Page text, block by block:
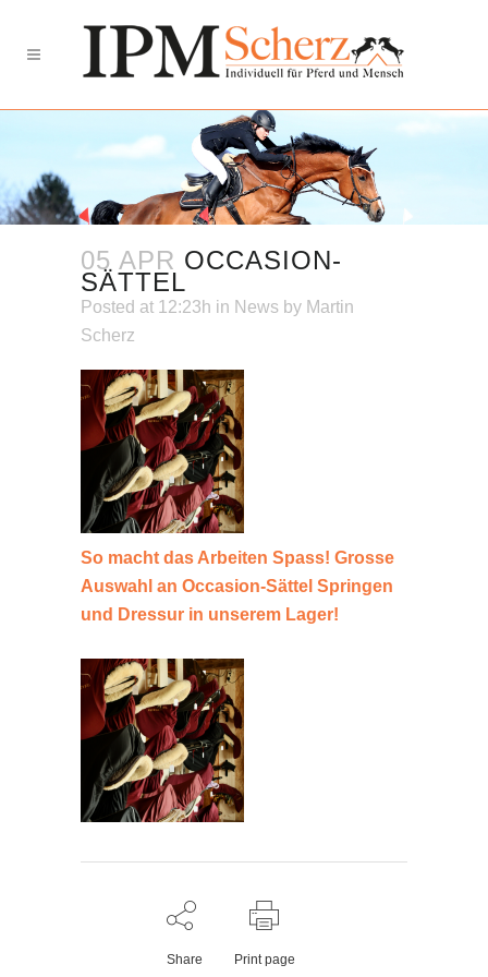
05 APR OCCASION-
SÄTTEL
Posted at 12:23h in News by Martin
Scherz
So macht das Arbeiten Spass! Grosse
Auswahl an Occasion-Sättel Springen
und Dressur in unserem Lager!
Share Print page